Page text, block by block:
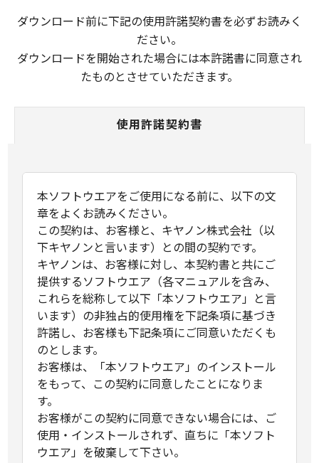
ダウンロード前に下記の使用許諾契約書を必ずお読みく
ださい。
ダウンロードを開始された場合には本許諾書に同意され
たものとさせていただきます。
使用許諾契約書
本ソフトウエアをご使用になる前に、以下の文
章をよくお読みください。
この契約は、お客様と、キヤノン株式会社（以
下キヤノンと言います）との間の契約です。
キヤノンは、お客様に対し、本契約書と共にご
提供するソフトウエア（各マニュアルを含み、
これらを総称して以下「本ソフトウエア」と言
います）の非独占的使用権を下記条項に基づき
許諾し、お客様も下記条項にご同意いただくも
のとします。
お客様は、「本ソフトウエア」のインストール
をもって、この契約に同意したことになりま
す。
お客様がこの契約に同意できない場合には、ご
使用・インストールされず、直ちに「本ソフト
ウエア」を破棄して下さい。